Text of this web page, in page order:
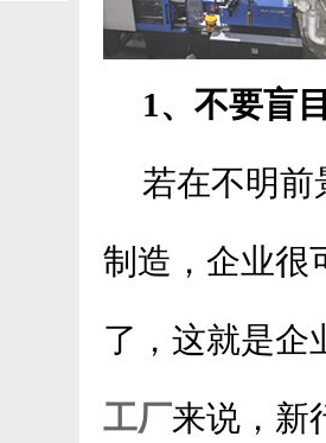
1、不要盲
若在不明前
制造，企业很
了，这就是企
工厂来说，新